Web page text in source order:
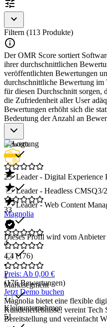
Filtern (113 Produkte)
Der OMR Score sortiert
ihrer durchschnittlichen
veröffentlichten Bewertungen
durchschnittliche Bewertung im
für diesen Durchschnitt sorgen,
die Zufriedenheit aller User
Bewertungen erhöht sich die
Bedeutung der Anzahl an
Bewertung
23
33
4
1
Marktsegment
Kleinunternehmen
51
Leader - Digital Experience
Leader - Headless CMSQ3/
Leader - Web Content
Magnolia
Dieses Profil wird vom Anbieter
4,4(176)
•
Preis: Ab 0,00 €
(176 Bewertungen)
Jetzt Demo buchen
Magnolia bietet eine flexible
Kundenerlebnisse, vereint Tech
Bereitstellung und vereinfacht